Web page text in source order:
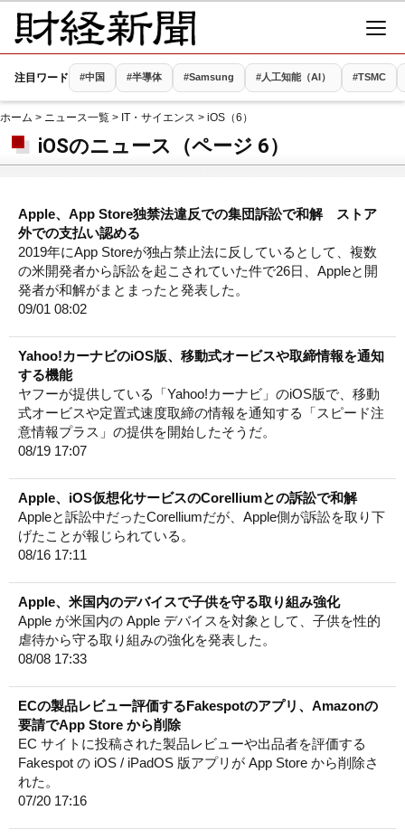
注目ワード #中国 #半導体 #Samsung #人工知能（AI） #TSMC
ホーム > ニュース一覧 > IT・サイエンス > iOS（6）
iOSのニュース（ページ 6）
Apple、App Store独禁法違反での集団訴訟で和解 ストア
外での支払い認める
2019年にApp Storeが独占禁止法に反しているとして、複数
の米開発者から訴訟を起こされていた件で26日、Appleと開
発者が和解がまとまったと発表した。
09/01 08:02
Yahoo!カーナビのiOS版、移動式オービスや取締情報を通知
する機能
ヤフーが提供している「Yahoo!カーナビ」のiOS版で、移動
式オービスや定置式速度取締の情報を通知する「スピード注
意情報プラス」の提供を開始したそうだ。
08/19 17:07
Apple、iOS仮想化サービスのCorelliumとの訴訟で和解
Appleと訴訟中だったCorelliumだが、Apple側が訴訟を取り下
げたことが報じられている。
08/16 17:11
Apple、米国内のデバイスで子供を守る取り組み強化
Apple が米国内の Apple デバイスを対象として、子供を性的
虐待から守る取り組みの強化を発表した。
08/08 17:33
ECの製品レビュー評価するFakespotのアプリ、Amazonの
要請でApp Store から削除
EC サイトに投稿された製品レビューや出品者を評価する
Fakespot の iOS / iPadOS 版アプリが App Store から削除さ
れた。
07/20 17:16